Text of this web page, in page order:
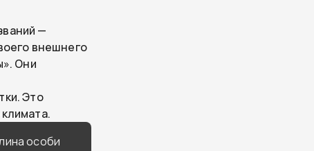
—
внешнего
Они
Это
особи